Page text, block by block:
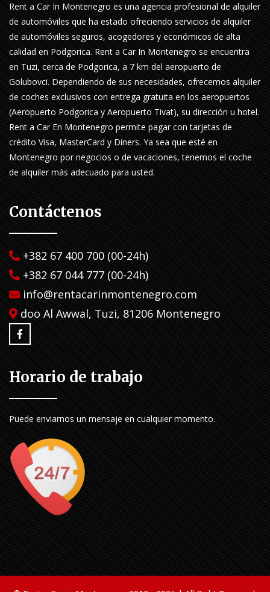
Rent a Car In Montenegro es una agencia profesional de alquiler
de automóviles que ha estado ofreciendo servicios de alquiler
de automóviles seguros, acogedores y económicos de alta
calidad en Podgorica. Rent a Car In Montenegro se encuentra
en Tuzi, cerca de Podgorica, a 7 km del aeropuerto de
Golubovci. Dependiendo de sus necesidades, ofrecemos alquiler
de coches exclusivos con entrega gratuita en los aeropuertos
(Aeropuerto Podgorica y Aeropuerto Tivat), su dirección u hotel.
Rent a Car En Montenegro permite pagar con tarjetas de
crédito Visa, MasterCard y Diners. Ya sea que esté en
Montenegro por negocios o de vacaciones, tenemos el coche
de alquiler más adecuado para usted.
Contáctenos
+382 67 400 700 (00-24h)
+382 67 044 777 (00-24h)
info@rentacarinmontenegro.com
doo Al Awwal, Tuzi, 81206 Montenegro
Horario de trabajo
Puede enviarnos un mensaje en cualquier momento.